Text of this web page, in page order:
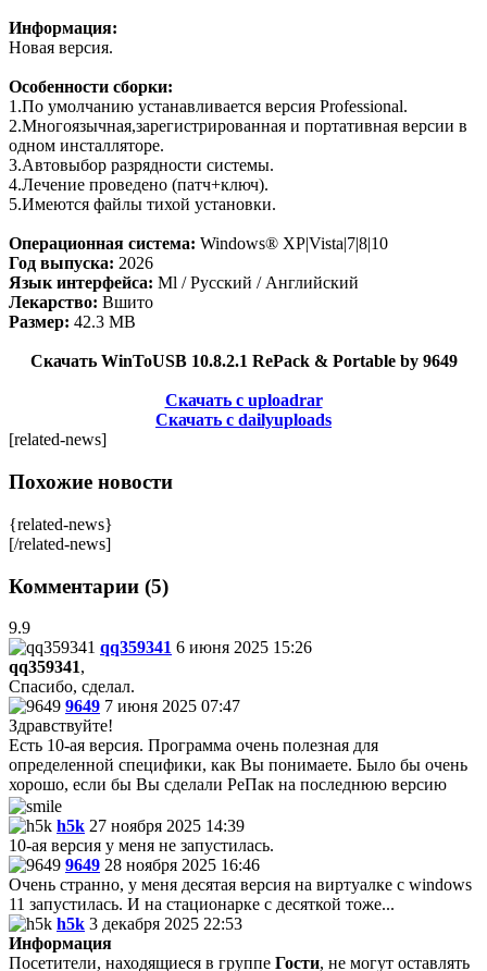
Информация:
Новая версия.
Особенности сборки:
1.По умолчанию устанавливается версия Professional.
2.Многоязычная,зарегистрированная и портативная версии в
одном инсталляторе.
3.Автовыбор разрядности системы.
4.Лечение проведено (патч+ключ).
5.Имеются файлы тихой установки.
Операционная система: Windows® XP|Vista|7|8|10
Год выпуска: 2026
Язык интерфейса: Ml / Русский / Английский
Лекарство: Вшито
Размер: 42.3 MB
Скачать WinToUSB 10.8.2.1 RePack & Portable by 9649
Скачать с uploadrar
Скачать с dailyuploads
[related-news]
Похожие новости
{related-news}
[/related-news]
Комментарии (5)
9.9
qq359341 6 июня 2025 15:26
qq359341,
Спасибо, сделал.
9649 7 июня 2025 07:47
Здравствуйте!
Есть 10-ая версия. Программа очень полезная для
определенной специфики, как Вы понимаете. Было бы очень
хорошо, если бы Вы сделали РеПак на последнюю версию
h5k 27 ноября 2025 14:39
10-ая версия у меня не запустилась.
9649 28 ноября 2025 16:46
Очень странно, у меня десятая версия на виртуалке с windows
11 запустилась. И на стационарке с десяткой тоже...
h5k 3 декабря 2025 22:53
Информация
Посетители, находящиеся в группе Гости, не могут оставлять